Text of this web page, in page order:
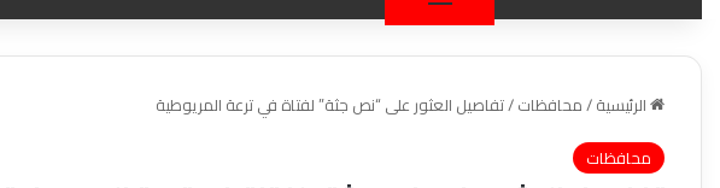
الرئيسية/محافظات/تفاصيل العثور على “نص جثة” لفتاة في ترعة المريوطية
محافظات